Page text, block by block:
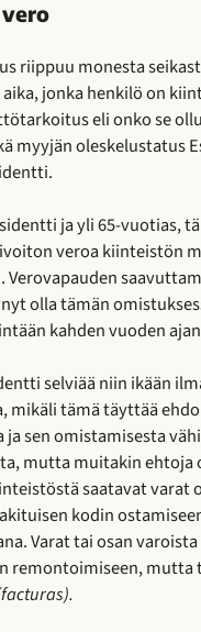
riippuu monesta
jonka henkilö on
eli onko se
myyjän oleskelustatus
ja yli 65-vuotias,
veroa kiinteistön
olla tämän
kahden vuoden
selviää niin ikään
mikäli tämä täyttää
sen omistamisesta
mutta muitakin ehtoja
saatavat varat
kodin
Varat tai osan
remontoimiseen, mutta